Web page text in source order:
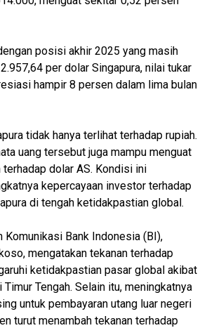
posisi akhir 2025 yang masih
per dolar Singapura, nilai tukar
hampir 8 persen dalam lima bulan
tidak hanya terlihat terhadap rupiah.
uang tersebut juga mampu menguat
dolar AS. Kondisi ini
kepercayaan investor terhadap
di tengah ketidakpastian global.
Komunikasi Bank Indonesia (BI),
mengatakan tekanan terhadap
ketidakpastian pasar global akibat
Tengah. Selain itu, meningkatnya
untuk pembayaran utang luar negeri
turut menambah tekanan terhadap